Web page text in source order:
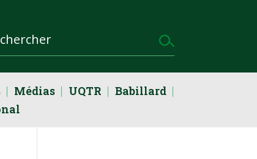
Médias UQTR
Babillard